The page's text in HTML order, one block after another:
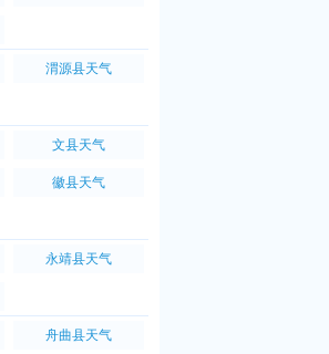
渭源县天气
文县天气
徽县天气
永靖县天气
舟曲县天气